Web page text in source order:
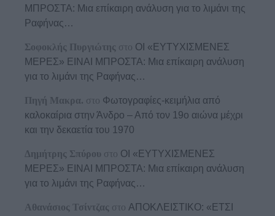
ΜΠΡΟΣΤΑ: Μια επίκαιρη ανάλυση για το λιμάνι της
Ραφήνας…
Σοφοκλής Πυργιώτης στο ΟΙ «ΕΥΤΥΧΙΣΜΕΝΕΣ
ΜΕΡΕΣ» ΕΙΝΑΙ ΜΠΡΟΣΤΑ: Μια επίκαιρη ανάλυση
για το λιμάνι της Ραφήνας…
Πηγή Μακρα. στο Φωτογραφίες-κειμήλια από
καλοκαίρια στην Άνδρο – Από τον 19ο αιώνα μέχρι
και την δεκαετία του 1970
Δημήτρης Σπύρου στο ΟΙ «ΕΥΤΥΧΙΣΜΕΝΕΣ
ΜΕΡΕΣ» ΕΙΝΑΙ ΜΠΡΟΣΤΑ: Μια επίκαιρη ανάλυση
για το λιμάνι της Ραφήνας…
Αθανάσιος Τσίντζας στο ΑΠΟΚΛΕΙΣΤΙΚΟ: «ΕΤΣΙ